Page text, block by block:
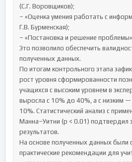
(С.Г. Воровщиков);
– «Оценка умения работать с
Г.В. Бурменская);
– «Постановка и решение
Это позволило обеспечить
полученных данных.
По итогам контрольного этапа
рост уровня сформированности
учащихся с высоким уровнем в
выросла с 10% до 40%, а с низким
10%. Статистический анализ с
Манна–Уитни (p < 0.01) подтвердил
результатов.
На основе полученных данных были
практические рекомендации для